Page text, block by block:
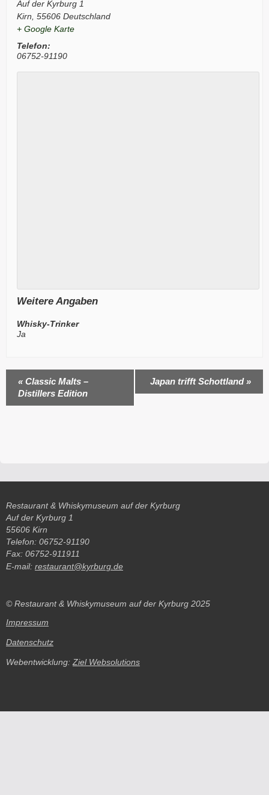
Auf der Kyrburg 1
Kirn 55606 Deutschland
+ Google Karte
Telefon:
06752-91190
Weitere Angaben
Whisky-Trinker
Ja
Veranstaltung
Navigation
« Classic Malts –
Distillers Edition
Japan trifft Schottland»
Restaurant & Whiskymuseum auf der Kyrburg
Auf der Kyrburg 1
55606 Kirn
Telefon: 06752-91190
Fax: 06752-911911
E-mail: restaurant@kyrburg.de
© Restaurant & Whiskymuseum auf der Kyrburg 2025
Impressum
Datenschutz
Webentwicklung:Ziel Websolutions